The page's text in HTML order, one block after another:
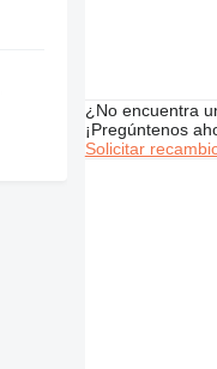
¿No encuentra
¡Pregúntenos
Solicitar